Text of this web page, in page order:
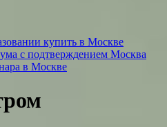
купить в Москве
с подтверждением Москва
в Москве